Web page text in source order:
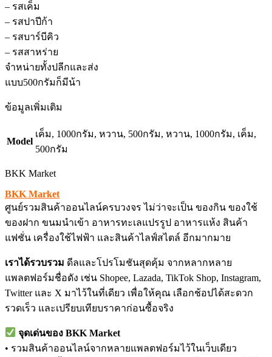
– รสเค็ม
– รสปาปีก้า
– รสบาร์บีคิว
– รสสาหร่าย
จำหน่ายทั้งปลีกและส่ง
แบบ500กรัมก็มีน้า
ข้อมูลเพิ่มเติม
Model
เค็ม, 1000กรัม, หวาน, 500กรัม, หวาน, 1000กรัม, เค็ม,
500กรัม
BKK Market
BKK Market
ศูนย์รวมสินค้าออนไลน์ครบวงจร ไม่ว่าจะเป็น ของกิน ของใช้
ของฝาก ขนมนำเข้า อาหารทะเลแปรรูป อาหารแห้ง สินค้า
แฟชั่น เครื่องใช้ไฟฟ้า และสินค้าไลฟ์สไตล์ อีกมากมาย
เราได้รวบรวม ดีลและโปรโมชันสุดคุ้ม จากหลากหลาย
แพลตฟอร์มชื่อดัง เช่น Shopee, Lazada, TikTok Shop, Instagram,
Twitter และ X มาไว้ในที่เดียว เพื่อให้คุณ เลือกช้อปได้สะดวก
รวดเร็ว และเปรียบเทียบราคาก่อนซื้อจริง
จุดเด่นของ BKK Market
• รวมสินค้าออนไลน์จากหลายแพลตฟอร์มไว้ในเว็บเดียว